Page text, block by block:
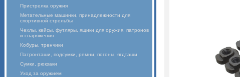
Пристрелка оружия
Метательные машинки, принадлежности для
спортивной стрельбы
Чехлы, кейсы, футляры, ящики для оружия, патронов
и снаряжения
Кобуры, тренчики
Патронташи, подсумки, ремни, погоны, ягдташи
Сумки, рюкзаки
Уход за оружием